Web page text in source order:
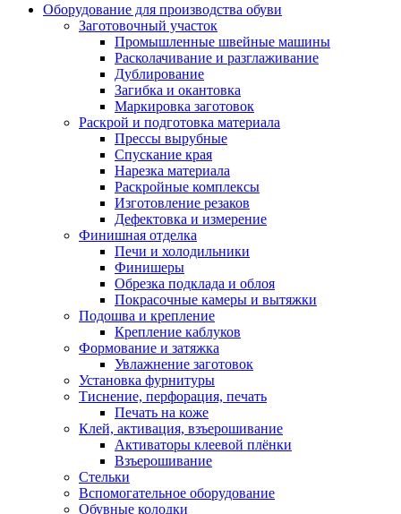
Оборудование для производства обуви
Заготовочный участок
Промышленные швейные машины
Расколачивание и разглаживание
Дублирование
Загибка и окантовка
Маркировка заготовок
Раскрой и подготовка материала
Прессы вырубные
Спускание края
Нарезка материала
Раскройные комплексы
Изготовление резаков
Дефектовка и измерение
Финишная отделка
Печи и холодильники
Финишеры
Обрезка подклада и облоя
Покрасочные камеры и вытяжки
Подошва и крепление
Крепление каблуков
Формование и затяжка
Увлажнение заготовок
Установка фурнитуры
Тиснение, перфорация, печать
Печать на коже
Клей, активация, взъерошивание
Активаторы клеевой плёнки
Взъерошивание
Стельки
Вспомогательное оборудование
Обувные колодки